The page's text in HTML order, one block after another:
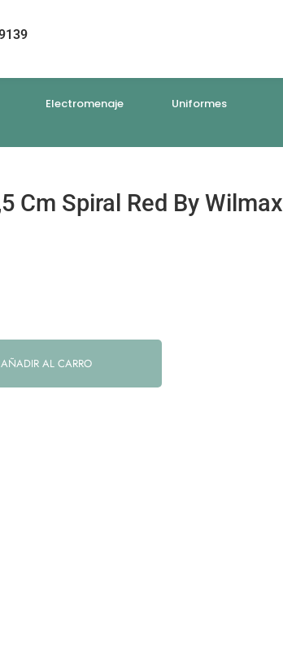
Electromenaje
Uniformes
Cm Spiral Red By Wilmax
AÑADIR AL CARRO